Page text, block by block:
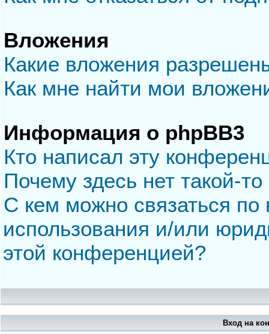
Вложения
Какие вложения
Как мне найти мои
Информация о phpBB3
Кто написал эту
Почему здесь нет такой-
С кем можно связаться по
использования и/или
этой конференцией?
Вход на